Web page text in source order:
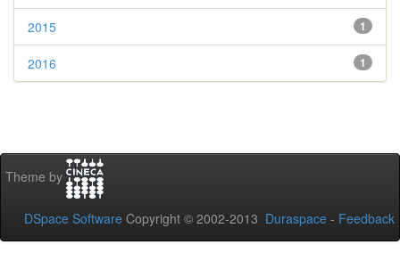
1
2015
1
2016
Theme by
DSpace Software Copyright © 2002-2013 Duraspace - Feedback